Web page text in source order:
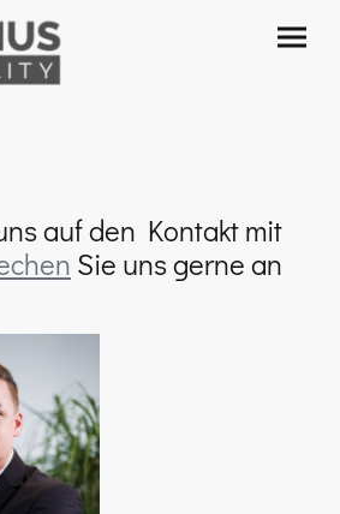
auf den Kontakt mit
Sie uns gerne an